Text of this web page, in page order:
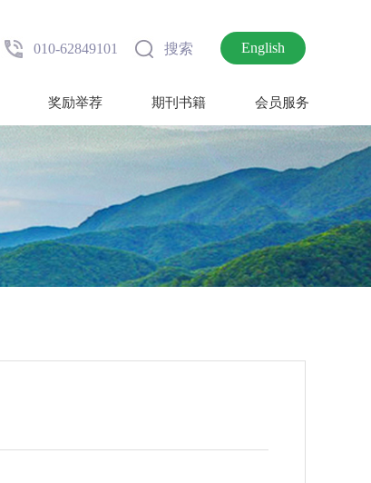
010-62849101 搜索 English
奖励举荐 期刊书籍 会员服务